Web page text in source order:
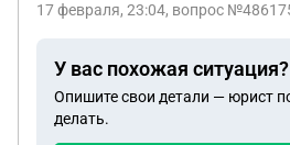
хочет статус многодетного
17 февраля, 23:04, вопрос
У вас похожая ситуация?
Опишите свои детали — юрист
делать.